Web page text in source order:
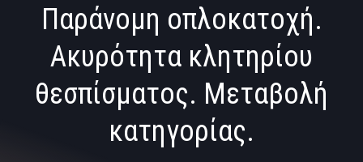
Παράνομη οπλοκατοχή.
Ακυρότητα κλητηρίου
θεσπίσματος. Μεταβολή
κατηγορίας.